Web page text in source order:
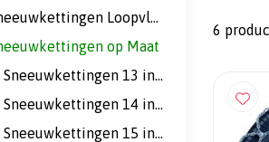
6
Sneeuwkettingen Loopvlak
op Maat
Sneeuwkettingen 13 inch
Sneeuwkettingen 14 inch
Sneeuwkettingen 15 inch